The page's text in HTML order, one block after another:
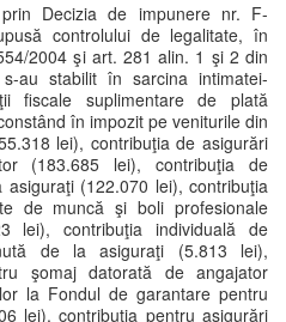
Decizia de impunere nr. F-
controlului de legalitate, în
2004 şi art. 281 alin. 1 şi 2 din
au stabilit în sarcina intimatei-
fiscale suplimentare de plată
în impozit pe veniturile din
lei), contribuţia de asigurări
(183.685 lei), contribuţia de
(122.070 lei), contribuţia
de muncă şi boli profesionale
lei), contribuţia individuală de
de la asiguraţi (5.813 lei),
şomaj datorată de angajator
la Fondul de garantare pentru
lei), contribuţia pentru asigurări